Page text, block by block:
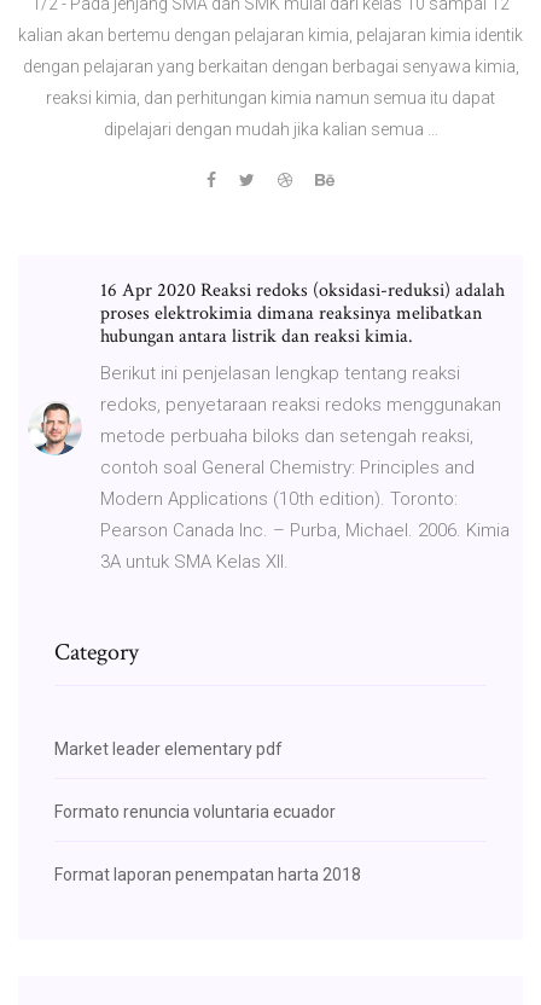
kalian akan bertemu dengan pelajaran kimia, pelajaran kimia identik
dengan pelajaran yang berkaitan dengan berbagai senyawa kimia,
reaksi kimia, dan perhitungan kimia namun semua itu dapat
dipelajari dengan mudah jika kalian semua …
16 Apr 2020 Reaksi redoks (oksidasi-reduksi) adalah
proses elektrokimia dimana reaksinya melibatkan
hubungan antara listrik dan reaksi kimia.
Berikut ini penjelasan lengkap tentang reaksi
redoks, penyetaraan reaksi redoks menggunakan
metode perbuaha biloks dan setengah reaksi,
contoh soal General Chemistry: Principles and
Modern Applications (10th edition). Toronto:
Pearson Canada Inc. – Purba, Michael. 2006. Kimia
3A untuk SMA Kelas XII.
Category
Market leader elementary pdf
Formato renuncia voluntaria ecuador
Format laporan penempatan harta 2018